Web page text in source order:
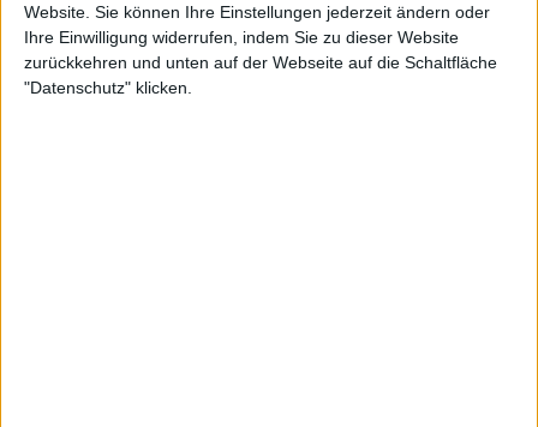
Website. Sie können Ihre Einstellungen jederzeit ändern oder
Ihre Einwilligung widerrufen, indem Sie zu dieser Website
zurückkehren und unten auf der Webseite auf die Schaltfläche
"Datenschutz" klicken.